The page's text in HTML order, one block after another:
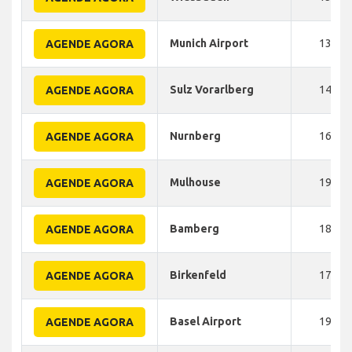
AGENDE AGORA Munich Airport 130
AGENDE AGORA Sulz Vorarlberg 140
AGENDE AGORA Nurnberg 165
AGENDE AGORA Mulhouse 190
AGENDE AGORA Bamberg 180
AGENDE AGORA Birkenfeld 170
AGENDE AGORA Basel Airport 190